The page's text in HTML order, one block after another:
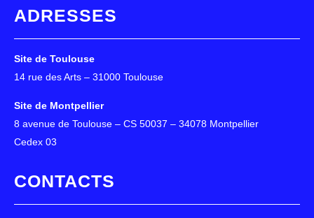
ADRESSES
Site de Toulouse
14 rue des Arts – 31000 Toulouse
Site de Montpellier
8 avenue de Toulouse – CS 50037 – 34078 Montpellier
Cedex 03
CONTACTS